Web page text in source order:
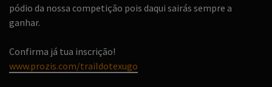
pódio da nossa competição pois daqui sairás sempre a
ganhar.
Confirma já tua inscrição!
www.prozis.com/traildotexugo